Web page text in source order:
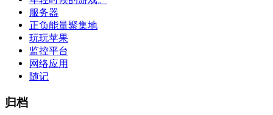
服务器
正负能量聚集地
玩玩苹果
监控平台
网络应用
随记
归档